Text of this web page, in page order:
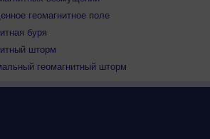
геомагнитное поле
буря
шторм
геомагнитный шторм